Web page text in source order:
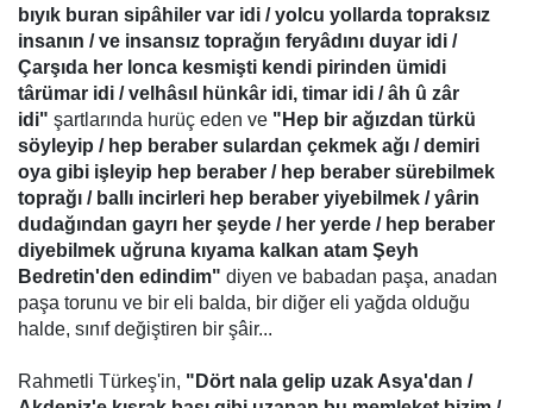
bıyık buran sipâhiler var idi / yolcu yollarda topraksız
insanın / ve insansız toprağın feryâdını duyar idi /
Çarşıda her lonca kesmişti kendi pirinden ümidi
târümar idi / velhâsıl hünkâr idi, timar idi / âh û zâr
idi" şartlarında hurüç eden ve "Hep bir ağızdan türkü
söyleyip / hep beraber sulardan çekmek ağı / demiri
oya gibi işleyip hep beraber / hep beraber sürebilmek
toprağı / ballı incirleri hep beraber yiyebilmek / yârin
dudağından gayrı her şeyde / her yerde / hep beraber
diyebilmek uğruna kıyama kalkan atam Şeyh
Bedretin'den edindim" diyen ve babadan paşa, anadan
paşa torunu ve bir eli balda, bir diğer eli yağda olduğu
halde, sınıf değiştiren bir şâir...
Rahmetli Türkeş'in, "Dört nala gelip uzak Asya'dan /